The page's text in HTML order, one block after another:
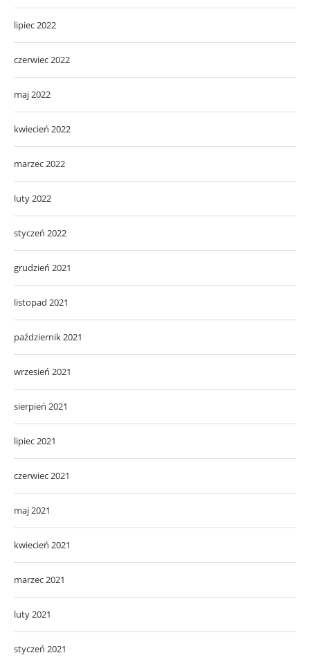
lipiec 2022
czerwiec 2022
maj 2022
kwiecień 2022
marzec 2022
luty 2022
styczeń 2022
grudzień 2021
listopad 2021
październik 2021
wrzesień 2021
sierpień 2021
lipiec 2021
czerwiec 2021
maj 2021
kwiecień 2021
marzec 2021
luty 2021
styczeń 2021